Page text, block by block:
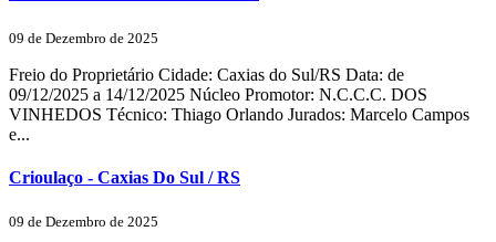
09 de Dezembro de 2025
Freio do Proprietário Cidade: Caxias do Sul/RS Data: de
09/12/2025 a 14/12/2025 Núcleo Promotor: N.C.C.C. DOS
VINHEDOS Técnico: Thiago Orlando Jurados: Marcelo Campos
e...
Crioulaço - Caxias Do Sul / RS
09 de Dezembro de 2025